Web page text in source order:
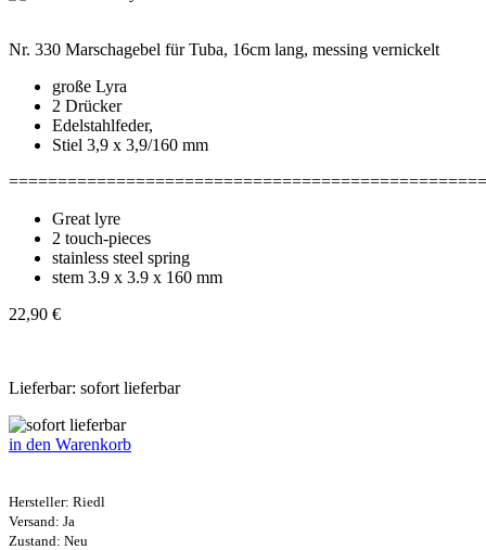
Nr. 330 Marschagebel für Tuba, 16cm lang, messing vernickelt
große Lyra
2 Drücker
Edelstahlfeder,
Stiel 3,9 x 3,9/160 mm
Great lyre
2 touch-pieces
stainless steel spring
stem 3.9 x 3.9 x 160 mm
22,90 €
Lieferbar: sofort lieferbar
in den Warenkorb
Hersteller: Riedl
Versand: Ja
Zustand: Neu